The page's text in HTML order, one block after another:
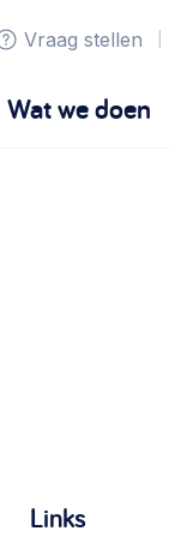
Vraag stellen
Wijkaanpak
Wat we doen
Links